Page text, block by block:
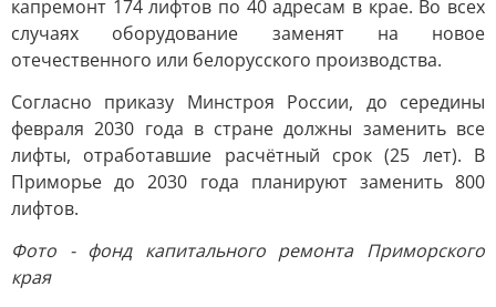
капремонт 174 лифтов по 40 адресам в крае. Во всех
случаях оборудование заменят на новое
отечественного или белорусского производства.
Согласно приказу Минстроя России, до середины
февраля 2030 года в стране должны заменить все
лифты, отработавшие расчётный срок (25 лет). В
Приморье до 2030 года планируют заменить 800
лифтов.
Фото - фонд капитального ремонта Приморского
края